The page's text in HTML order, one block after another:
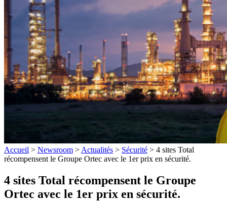
Accueil > Newsroom > Actualités > Sécurité > 4 sites Total
récompensent le Groupe Ortec avec le 1er prix en sécurité.
4 sites Total récompensent le Groupe
Ortec avec le 1er prix en sécurité.